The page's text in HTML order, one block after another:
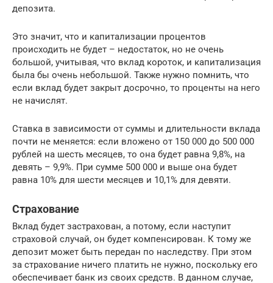
депозита.
Это значит, что и капитализации процентов
происходить не будет – недостаток, но не очень
большой, учитывая, что вклад короток, и капитализация
была бы очень небольшой. Также нужно помнить, что
если вклад будет закрыт досрочно, то проценты на него
не начислят.
Ставка в зависимости от суммы и длительности вклада
почти не меняется: если вложено от 150 000 до 500 000
рублей на шесть месяцев, то она будет равна 9,8%, на
девять – 9,9%. При сумме 500 000 и выше она будет
равна 10% для шести месяцев и 10,1% для девяти.
Страхование
Вклад будет застрахован, а потому, если наступит
страховой случай, он будет компенсирован. К тому же
депозит может быть передан по наследству. При этом
за страхование ничего платить не нужно, поскольку его
обеспечивает банк из своих средств. В данном случае,